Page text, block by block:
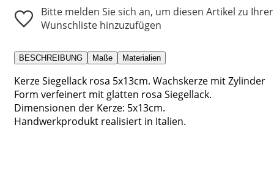
Bitte melden Sie sich an, um diesen Artikel zu Ihrer
Wunschliste hinzuzufügen
BESCHREIBUNG Maße Materialien
Kerze Siegellack rosa 5x13cm. Wachskerze mit Zylinder
Form verfeinert mit glatten rosa Siegellack.
Dimensionen der Kerze: 5x13cm.
Handwerkprodukt realisiert in Italien.